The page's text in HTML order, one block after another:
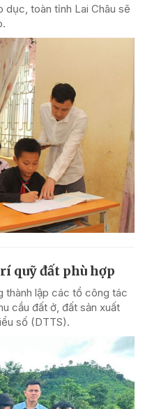
dục, toàn tỉnh Lai Châu sẽ
quỹ đất phù hợp
thành lập các tổ công tác
cầu đất ở, đất sản xuất
số (DTTS).